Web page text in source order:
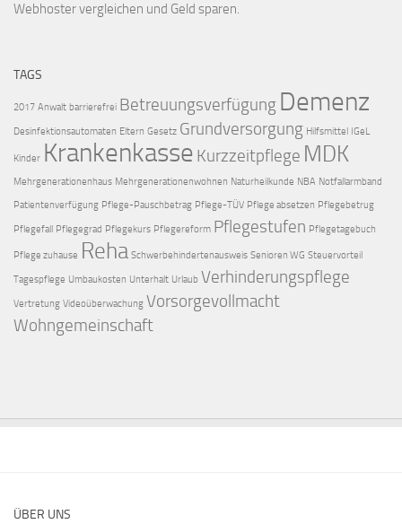
Webhoster vergleichen und Geld sparen.
TAGS
2017 Anwalt barrierefrei Betreuungsverfügung Demenz
Desinfektionsautomaten Eltern Gesetz Grundversorgung Hilfsmittel IGeL
Kinder Krankenkasse Kurzzeitpflege MDK
Mehrgenerationenhaus Mehrgenerationenwohnen Naturheilkunde NBA Notfallarmband
Patientenverfügung Pflege-Pauschbetrag Pflege-TÜV Pflege absetzen Pflegebetrug
Pflegefall Pflegegrad Pflegekurs Pflegereform Pflegestufen Pflegetagebuch
Pflege zuhause Reha Schwerbehindertenausweis Senioren WG Steuervorteil
Tagespflege Umbaukosten Unterhalt Urlaub Verhinderungspflege
Vertretung Videoüberwachung Vorsorgevollmacht
Wohngemeinschaft
ÜBER UNS